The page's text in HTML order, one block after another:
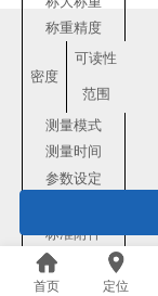
称重精度
密度
可读性
范围
测量模式
测量时间
参数设定
标准附件
电源电压
毛重
首页 定位